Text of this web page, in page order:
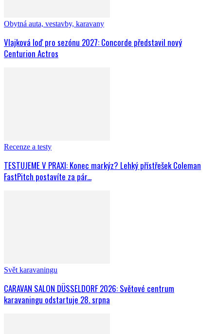
Obytná auta, vestavby, karavany
Vlajková loď pro sezónu 2027: Concorde představil nový
Centurion Actros
Recenze a testy
TESTUJEME V PRAXI: Konec markýz? Lehký přístřešek Coleman
FastPitch postavíte za pár...
Svět karavaningu
CARAVAN SALON DÜSSELDORF 2026: Světové centrum
karavaningu odstartuje 28. srpna